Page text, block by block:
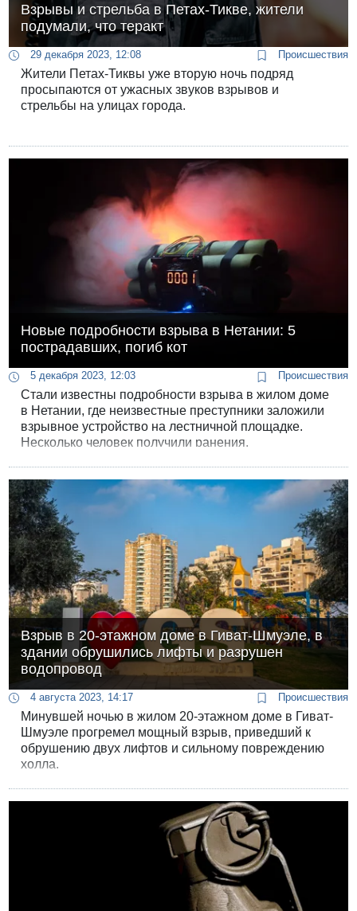
Взрывы и стрельба в Петах-Тикве, жители
подумали, что теракт
29 декабря 2023, 12:08 Происшествия
Жители Петах-Тиквы уже вторую ночь подряд
просыпаются от ужасных звуков взрывов и
стрельбы на улицах города.
Новые подробности взрыва в Нетании: 5
пострадавших, погиб кот
5 декабря 2023, 12:03 Происшествия
Стали известны подробности взрыва в жилом доме
в Нетании, где неизвестные преступники заложили
взрывное устройство на лестничной площадке.
Несколько человек получили ранения.
Взрыв в 20-этажном доме в Гиват-Шмуэле, в
здании обрушились лифты и разрушен
водопровод
4 августа 2023, 14:17 Происшествия
Минувшей ночью в жилом 20-этажном доме в Гиват-
Шмуэле прогремел мощный взрыв, приведший к
обрушению двух лифтов и сильному повреждению
холла.